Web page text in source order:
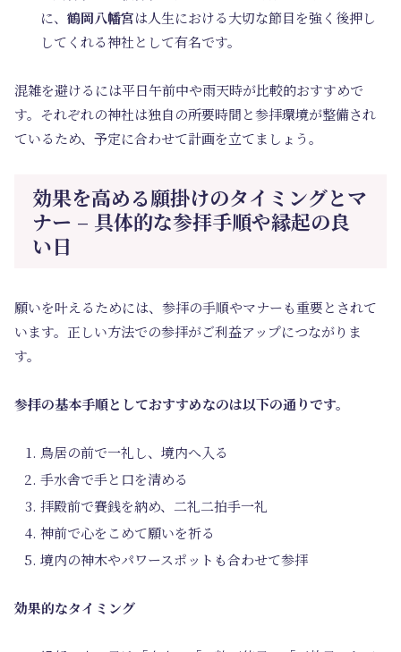
に、 鶴岡八幡宮は人生における大切な節目を強く後押し
してくれる神社として有名です。
混雑を避けるには平日午前中や雨天時が比較的おすすめで
す。それぞれの神社は独自の所要時間と参拝環境が整備され
ているため、予定に合わせて計画を立てましょう。
効果を高める願掛けのタイミングとマ
ナー – 具体的な参拝手順や縁起の良
い日
願いを叶えるためには、参拝の手順やマナーも重要とされて
います。正しい方法での参拝がご利益アップにつながりま
す。
参拝の基本手順としておすすめなのは以下の通りです。
鳥居の前で一礼し、境内へ入る
手水舎で手と口を清める
拝殿前で賽銭を納め、二礼二拍手一礼
神前で心をこめて願いを祈る
境内の神木やパワースポットも合わせて参拝
効果的なタイミング